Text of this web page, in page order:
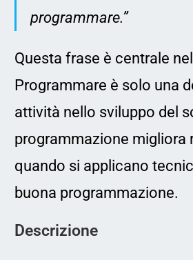
programmare.”
Questa frase è centrale
Programmare è solo una
attività nello sviluppo del
programmazione migliora
quando si applicano
buona programmazione.
Descrizione